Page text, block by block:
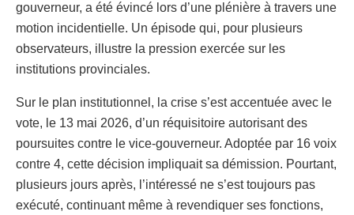
gouverneur, a été évincé lors d’une plénière à travers une
motion incidentielle. Un épisode qui, pour plusieurs
observateurs, illustre la pression exercée sur les
institutions provinciales.
Sur le plan institutionnel, la crise s’est accentuée avec le
vote, le 13 mai 2026, d’un réquisitoire autorisant des
poursuites contre le vice-gouverneur. Adoptée par 16 voix
contre 4, cette décision impliquait sa démission. Pourtant,
plusieurs jours après, l’intéressé ne s’est toujours pas
exécuté, continuant même à revendiquer ses fonctions,